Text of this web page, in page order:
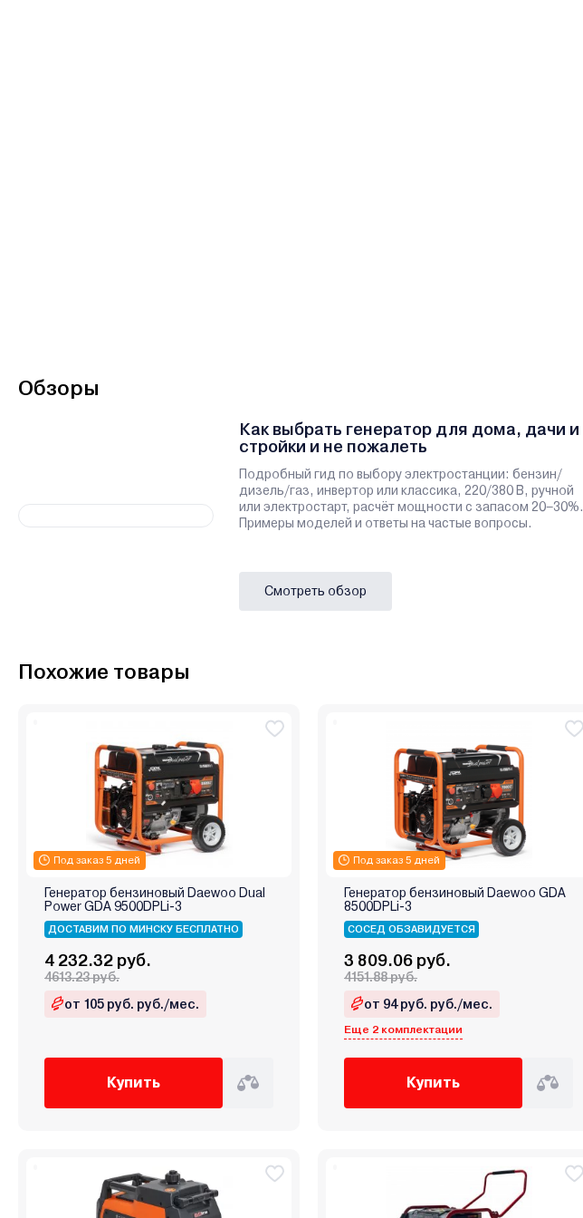
Обзоры
Как выбрать генератор для дома, дачи и
стройки и не пожалеть
Подробный гид по выбору электростанции: бензин/
дизель/газ, инвертор или классика, 220/380 В, ручной
или электростарт, расчёт мощности с запасом 20–30%.
Примеры моделей и ответы на частые вопросы.
Смотреть обзор
Похожие товары
Под заказ 5 дней
Генератор бензиновый Daewoo Dual
Power GDA 9500DPLi-3
ДОСТАВИМ ПО МИНСКУ БЕСПЛАТНО
4 232.32 руб.
4613.23 руб.
от 105 руб. руб./мес.
Купить
Под заказ 5 дней
Генератор бензиновый Daewoo GDA
8500DPLi-3
СОСЕД ОБЗАВИДУЕТСЯ
3 809.06 руб.
4151.88 руб.
от 94 руб. руб./мес.
Еще 2 комплектации
Купить